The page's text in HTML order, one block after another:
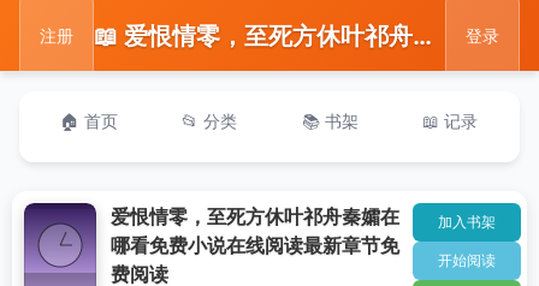
注册 📖 爱恨情零，至死方休叶祁舟秦孀在哪看免费小说在线阅读最新章节免费阅读 登录
🏠 首页 📂 分类 📚 书架 📖 记录
爱恨情零，至死方休叶祁舟秦孀在
哪看免费小说在线阅读最新章节免
费阅读
加入书架
开始阅读